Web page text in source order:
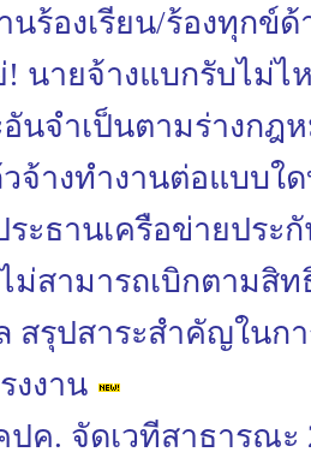
นร้องเรียน/ร้องทุกข์ด้
นายจ้างแบกรับไม่ไ
นจำเป็นตามร่างกฎ
จ้างทำงานต่อแบบใด
ระธานเครือข่ายปร
ม่สามารถเบิกตามสิ
สรุปสาระสำคัญในก
งงาน
ค. จัดเวทีสาธารณะ